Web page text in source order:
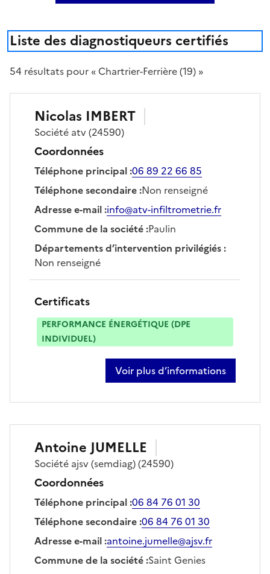
Liste des diagnostiqueurs certifiés
54 résultats pour « Chartrier-Ferrière (19) »
Nicolas IMBERT
Société atv(24590)
Coordonnées
Téléphone principal:06 89 22 66 85
Téléphone secondaire:Non renseigné
Adresse e-mail:info@atv-infiltrometrie.fr
Commune de la société:Paulin
Départements d’intervention privilégiés:
Non renseigné
Certificats
PERFORMANCE ÉNERGÉTIQUE (DPE
INDIVIDUEL)
Voir plus d’informations
sur nicolas imbert
Antoine JUMELLE
Société ajsv (semdiag)(24590)
Coordonnées
Téléphone principal:06 84 76 01 30
Téléphone secondaire:06 84 76 01 30
Adresse e-mail:antoine.jumelle@ajsv.fr
Commune de la société:Saint Genies